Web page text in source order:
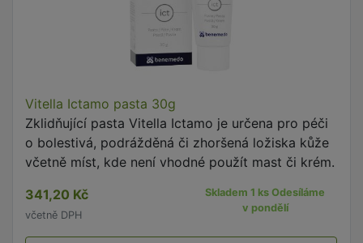
Vitella Ictamo pasta 30g
Zklidňující pasta Vitella Ictamo je určena pro péči
o bolestivá, podrážděná či zhoršená ložiska kůže
včetně míst, kde není vhodné použít mast či krém.
341,20 Kč
včetně DPH
Skladem 1 ks Odesíláme
v pondělí